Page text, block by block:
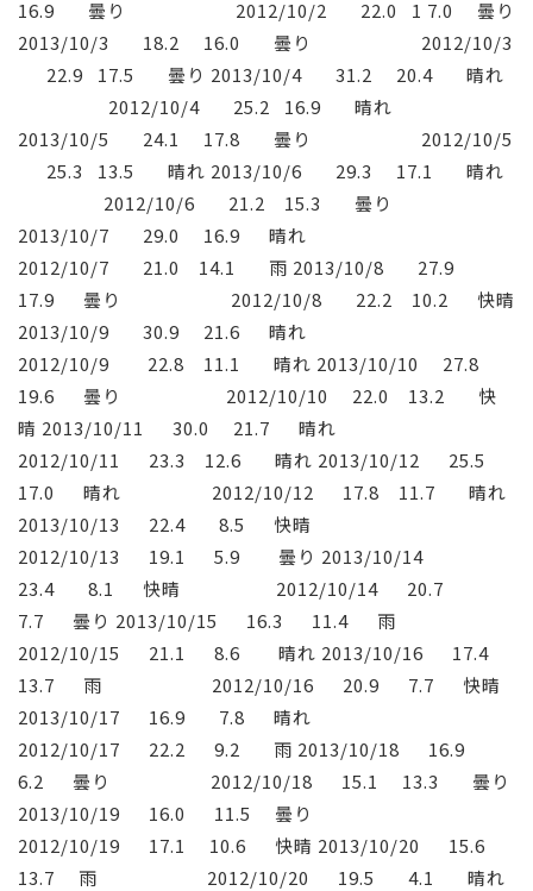
16.9 曇り 2012/10/2 22.0 1 7.0 曇り
2013/10/3 18.2 16.0 曇り 2012/10/3
22.9 17.5 曇り 2013/10/4 31.2 20.4 晴れ
2012/10/4 25.2 16.9 晴れ
2013/10/5 24.1 17.8 曇り 2012/10/5
25.3 13.5 晴れ 2013/10/6 29.3 17.1 晴れ
2012/10/6 21.2 15.3 曇り
2013/10/7 29.0 16.9 晴れ
2012/10/7 21.0 14.1 雨 2013/10/8 27.9
17.9 曇り 2012/10/8 22.2 10.2 快晴
2013/10/9 30.9 21.6 晴れ
2012/10/9 22.8 11.1 晴れ 2013/10/10 27.8
19.6 曇り 2012/10/10 22.0 13.2 快
晴 2013/10/11 30.0 21.7 晴れ
2012/10/11 23.3 12.6 晴れ 2013/10/12 25.5
17.0 晴れ 2012/10/12 17.8 11.7 晴れ
2013/10/13 22.4 8.5 快晴
2012/10/13 19.1 5.9 曇り 2013/10/14
23.4 8.1 快晴 2012/10/14 20.7
7.7 曇り 2013/10/15 16.3 11.4 雨
2012/10/15 21.1 8.6 晴れ 2013/10/16 17.4
13.7 雨 2012/10/16 20.9 7.7 快晴
2013/10/17 16.9 7.8 晴れ
2012/10/17 22.2 9.2 雨 2013/10/18 16.9
6.2 曇り 2012/10/18 15.1 13.3 曇り
2013/10/19 16.0 11.5 曇り
2012/10/19 17.1 10.6 快晴 2013/10/20 15.6
13.7 雨 2012/10/20 19.5 4.1 晴れ